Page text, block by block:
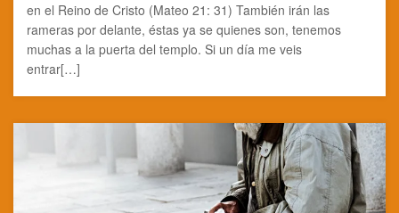
en el Reino de Cristo (Mateo 21: 31) También irán las
rameras por delante, éstas ya se quienes son, tenemos
muchas a la puerta del templo. Si un día me veis
entrar[…]